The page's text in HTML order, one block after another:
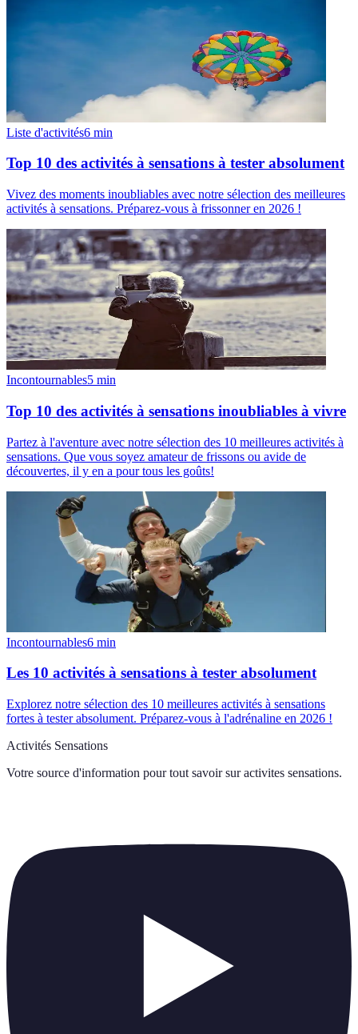
Liste d'activités6 min
Top 10 des activités à sensations à tester absolument
Vivez des moments inoubliables avec notre sélection des meilleures
activités à sensations. Préparez-vous à frissonner en 2026 !
Incontournables5 min
Top 10 des activités à sensations inoubliables à vivre
Partez à l'aventure avec notre sélection des 10 meilleures activités à
sensations. Que vous soyez amateur de frissons ou avide de
découvertes, il y en a pour tous les goûts!
Incontournables6 min
Les 10 activités à sensations à tester absolument
Explorez notre sélection des 10 meilleures activités à sensations
fortes à tester absolument. Préparez-vous à l'adrénaline en 2026 !
Activités Sensations
Votre source d'information pour tout savoir sur activites sensations.